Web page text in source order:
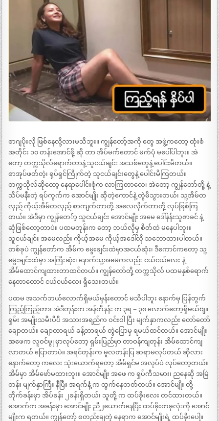
စာဂျပိုးလို ဖြစ်နေလို့လားမသိဘူး။ ကျွန်တော့်အကို တွေ အဖွဲ့ကတော့ ထုံးစံ
အတိုင်း ၁၀ တန်းအောင်ဖို့ ဆို တာ အိပ်မက်တောင် မက်ပုံ မပေါ်ပါဘူး။ အဲ
တော့ တက္ကသိုလ်ရောက်တာနဲ့ သူငယ်ချင်း အသစ်တွေနဲ့ ပေါင်းမိတယ်။
စာအုပ်ဖတ်တဲ့၊ ရုပ်ရှင်ကြိုက်တဲ့ သူငယ်ချင်းတွေနဲ့ ပေါင်းမိကြတယ်။
တက္ကသိုလ်ဆိုတော့ နေရာပေါင်းစုံက လာကြတာလေ၊ အဲတော့ ကျွန်တော်တို့ နဲ့
သိပ်မနီးတဲ့ ရပ်ကွက်က အောင်မျိုး ဆိုတဲ့ကောင်နဲ့ တွဲမိသွားတယ်၊ သူ့အိမ်တ
လှည့် ကိုယ့်အိမ်တလှည့် စာကျက်တာတို့ အလေလိုက်တာတို့ လုပ်ဖြစ်ကြ
တယ်။ အဲဒီမှာ ကျွန်တေ်ာ့ သူငယ်ချင်း အောင်မျိုး အမေ ဒေါ်နန်းသူဇာခင် နဲ့
ဆုံဖြစ်တော့တာပဲ။ ပထမတုန်းက တော့ ဘယ်လိုမှ စိတ်ထဲ မနေပါဘူး။
သူငယ်ချင်း အမေလည်း ကိုယ့်အမေ ကိုယ့်အဒေါ်လို သဘောထားပါတယ်။
တစ်ခုပဲ ကျွန်တော်က အိမ်က မွေးချင်းထဲမှာအငယ်ဆုံး၊ ဒီကောင်ကတော့ သူ့
မွေးချင်းထဲမှာ အကြီးဆုံး၊ နောက်သူ့အမေကလည်း ငယ်ငယ်လေး နဲ့
အိမ်ထောင်ကျထားတာထင်တယ်။ ကျွန်တော်တို့ တက္ကသိုလ် ပထမနှစ်ရောက်
နေတာတောင် ငယ်ငယ်လေး ရှိသေးတယ်။
ပထမ အသက်ဘယ်လောက်ရှိမယ်မှန်းတောင် မသိပါဘူး နောက်မှ ပြန်တွက်
ကြည့်ကြည့်တာ၊ အဲဒီတုန်းက အန်တီနန်း က ၃ရ – ၃၈ လောက်တော့ရှိမယ်ဗျ။
ရှမ်း အမျိုးသမီးပီပီ အသားအရည်က ဝင်းဝါ ပြီး မျက်နှာကလည်း တော်တော်
ချောတယ်။ ချောတာရယ် ခန့်တာရယ် တွဲပြောမှ ရမယ်ထင်တယ်။ အောင်မျိုး
အဖေက လူဝင်မွု မှာလုပ်တော့ ရှမ်းပြည်မှာ တာဝန်ကျတုန်း အိမ်ထောင်ကျ
လာတယ် ပြောတာပဲ။ အရင်တုန်းက မူလတန်းပြ ဆရာမလုပ်တယ် ဆိုလား
နောက်တော့ ကလေး သုံးယောက်ရတော့ အိမ်ရှင်မ အလုပ်ပဲ လုပ်တော့တယ်။
အိမ်မှာ အိမ်ဖော်မထားဘူး။ အောင်မျိုး အဖေ က ရှပ်ကီသမား၊ ညနေဆို အမြဲ
တန်း မျက်နှာကြီး နီပြီး အရက်နံ့ က ထွက်နေတတ်တယ်။ အောင်မျိုး တို့
တိုက်ခန်းမှာ အိပ်ခန်း ၂ခန်းရှိတယ်၊ သူတို့ က ထပ်ခိုးလေး တင်ထားတယ်။
အောက်က အခန်းမှာ အောင်မျိုး ညီ၂ယောက်နေပြီး ထပ်ခိုးတခုလုံးကို အောင်
မျိုးက ရတယ်။ ကျွန်တော့် စတည်းချတဲ့ နေရာက အောင်မျိုးရဲ့ ထပ်ခိုးပေါ့။